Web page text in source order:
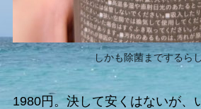
しかも除菌までするら
1980円。決して安くはないが、